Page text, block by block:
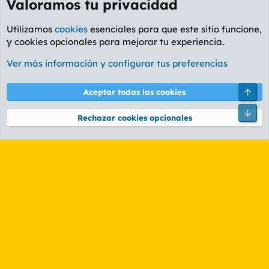
Foro General
Cookies
PL OLDSTYLE AMARILLO
Términos y reglas Política de privacidad Ayuda
Community platform by XenForo® © 2010-2026 XenForo Ltd.
Valoramos tu privacidad
Utilizamos cookies esenciales para que este sitio funcione,
y cookies opcionales para mejorar tu experiencia.
Ver más información y configurar tus preferencias
Aceptar todas las cookies
Rechazar cookies opcionales
Pie